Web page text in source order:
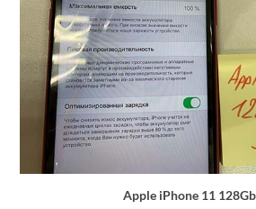
Apple iPhone 11